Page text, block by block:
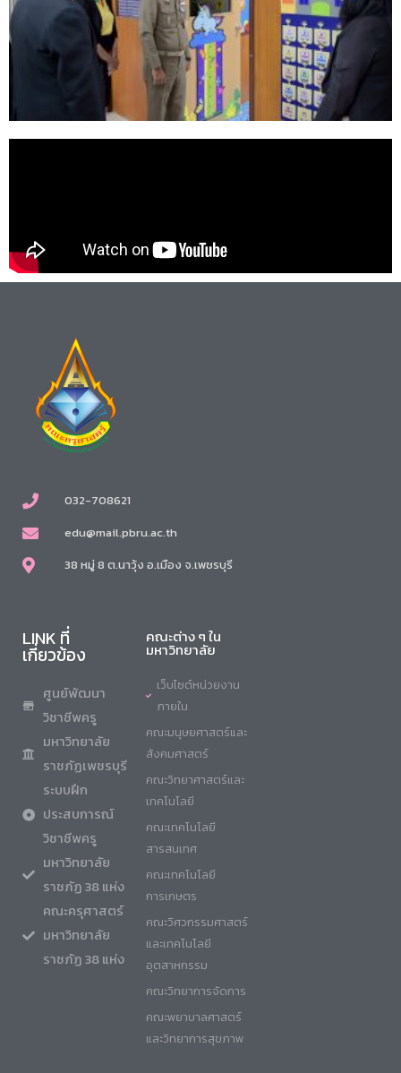
032-708621
edu@mail.pbru.ac.th
38 หมู่ 8 ต.นาวุ้ง อ.เมือง จ.เพชรบุรี
LINK ที่
เกี่ยวข้อง
ศูนย์พัฒนา
วิชาชีพครู
มหาวิทยาลัย
ราชภัฏเพชรบุรี
ระบบฝึก
ประสบการณ์
วิชาชีพครู
มหาวิทยาลัย
ราชภัฏ 38 แห่ง
คณะครุศาสตร์
มหาวิทยาลัย
ราชภัฏ 38 แห่ง
คณะต่าง ๆ ใน
มหาวิทยาลัย
เว็บไซต์หน่วยงาน
ภายใน
คณะมนุษยศาสตร์และ
สังคมศาสตร์
คณะวิทยาศาสตร์และ
เทคโนโลยี
คณะเทคโนโลยี
สารสนเทศ
คณะเทคโนโลยี
การเกษตร
คณะวิศวกรรมศาสตร์
และเทคโนโลยี
อุตสาหกรรม
คณะวิทยาการจัดการ
คณะพยาบาลศาสตร์
และวิทยาการสุขภาพ